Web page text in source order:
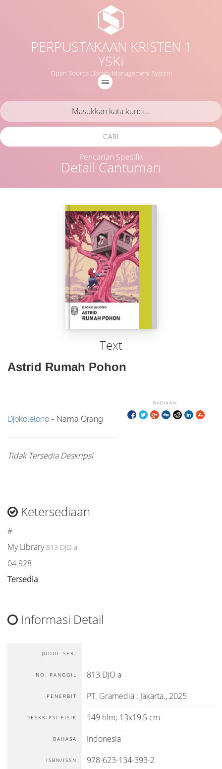
PERPUSTAKAAN KRISTEN 1
YSKI
Open Source Library Management System
Detail Cantuman
CARI
Pencarian Spesifik
Text
Astrid Rumah Pohon
BAGIKAN:
Djokolelono - Nama Orang
Tidak Tersedia Deskripsi
Ketersediaan
#
My Library 813 DJO a
04.928
Tersedia
Informasi Detail
JUDUL SERI -
NO. PANGGIL 813 DJO a
PENERBIT PT. Gramedia : Jakarta., 2025
DESKRIPSI FISIK 149 hlm; 13x19,5 cm
BAHASA Indonesia
ISBN/ISSN 978-623-134-393-2